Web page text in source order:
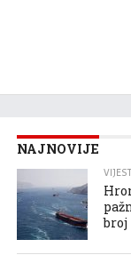
NAJNOVIJE
broj